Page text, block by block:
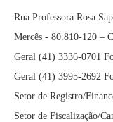
Rua Professora Rosa
Mercês - 80.810-120 –
Geral (41) 3336-0701
Geral (41) 3995-2692
Setor de Registro/
Setor de Fiscalização/